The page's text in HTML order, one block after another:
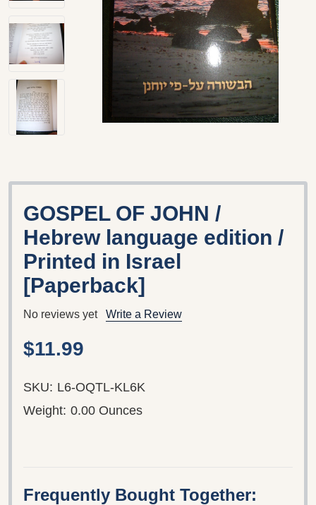
GOSPEL OF JOHN /
Hebrew language edition /
Printed in Israel
[Paperback]
No reviews yet Write a Review
$11.99
SKU: L6-OQTL-KL6K
Weight: 0.00 Ounces
Frequently Bought Together: